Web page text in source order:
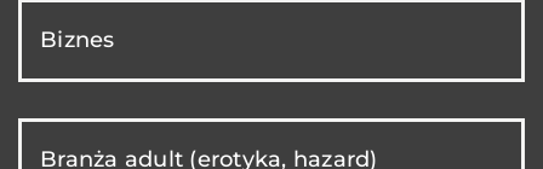
Biznes
Branża adult (erotyka, hazard)